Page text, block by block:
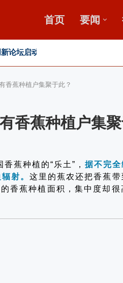
首页 要闻
破局？
高峰论坛
香蕉种植户集聚于此？
香蕉种植户集
蕉种植的“乐土”， 据不完
射。这里的蕉农还把香蕉
香蕉种植面积，集中度却